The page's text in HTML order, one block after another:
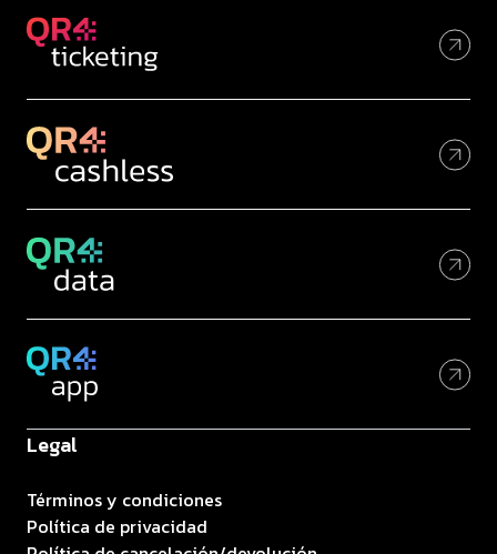
Legal
Términos y condiciones
Política de privacidad